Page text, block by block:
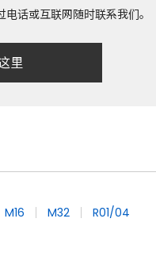
话或互联网随时联系我们。
里
M16 M32
R01/04